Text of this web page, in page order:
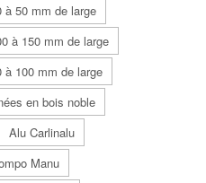
à 50 mm de large
à 150 mm de large
à 100 mm de large
en bois noble
Alu Carlinalu
Manu